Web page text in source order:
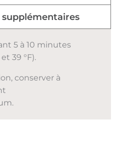
5 à 10 minutes
39 °F).
conserver à